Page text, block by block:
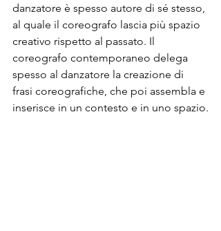
danzatore è spesso autore di sé stesso,
al quale il coreografo lascia più spazio
creativo rispetto al passato. Il
coreografo contemporaneo delega
spesso al danzatore la creazione di
frasi coreografiche, che poi assembla e
inserisce in un contesto e in uno spazio.